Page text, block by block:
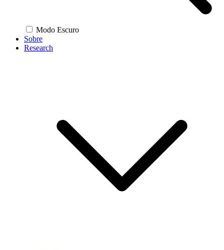
Modo Escuro
Sobre
Research